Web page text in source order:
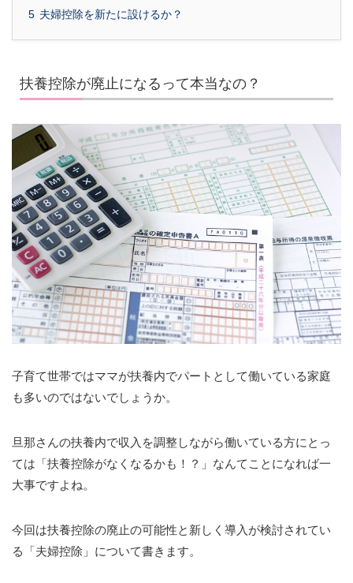
5 夫婦控除を新たに設けるか？
扶養控除が廃止になるって本当なの？
子育て世帯ではママが扶養内でパートとして働いている家庭
も多いのではないでしょうか。
旦那さんの扶養内で収入を調整しながら働いている方にとっ
ては「扶養控除がなくなるかも！？」なんてことになれば一
大事ですよね。
今回は扶養控除の廃止の可能性と新しく導入が検討されてい
る「夫婦控除」について書きます。